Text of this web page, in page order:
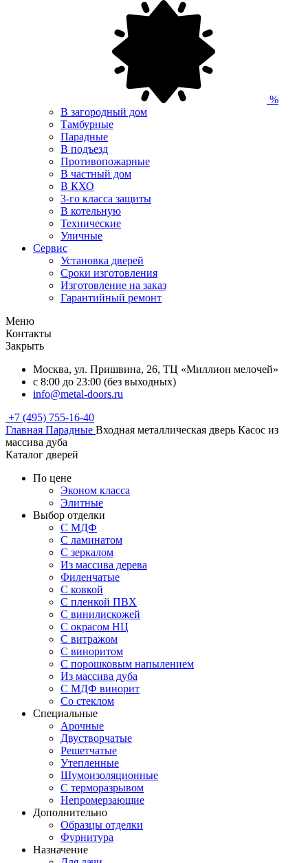
%
В загородный дом
Тамбурные
Парадные
В подъезд
Противопожарные
В частный дом
В КХО
3-го класса защиты
В котельную
Технические
Уличные
Сервис
Установка дверей
Сроки изготовления
Изготовление на заказ
Гарантийный ремонт
Меню
Контакты
Закрыть
Москва, ул. Пришвина, 26, ТЦ «Миллион мелочей»
с 8:00 до 23:00 (без выходных)
info@metal-doors.ru
+7 (495) 755-16-40
Главная Парадные Входная металлическая дверь Касос из
массива дуба
Каталог дверей
По цене
Эконом класса
Элитные
Выбор отделки
С МДФ
С ламинатом
С зеркалом
Из массива дерева
Филенчатые
С ковкой
С пленкой ПВХ
С винилискожей
С окрасом НЦ
С витражом
С виноритом
С порошковым напылением
Из массива дуба
С МДФ винорит
Со стеклом
Специальные
Арочные
Двустворчатые
Решетчатые
Утепленные
Шумоизоляционные
С терморазрывом
Непромерзающие
Дополнительно
Образцы отделки
Фурнитура
Назначение